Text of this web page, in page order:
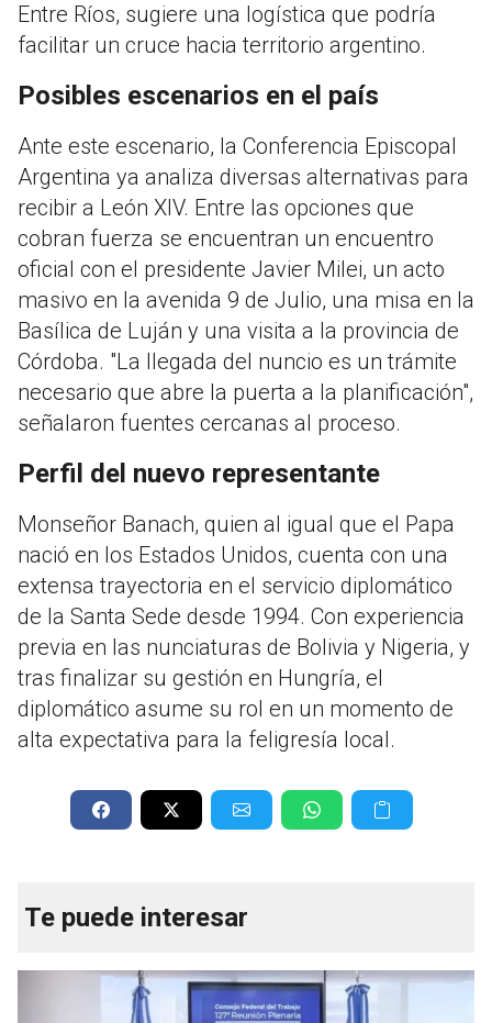
Entre Ríos, sugiere una logística que podría
facilitar un cruce hacia territorio argentino.
Posibles escenarios en el país
Ante este escenario, la Conferencia Episcopal
Argentina ya analiza diversas alternativas para
recibir a León XIV. Entre las opciones que
cobran fuerza se encuentran un encuentro
oficial con el presidente Javier Milei, un acto
masivo en la avenida 9 de Julio, una misa en la
Basílica de Luján y una visita a la provincia de
Córdoba. "La llegada del nuncio es un trámite
necesario que abre la puerta a la planificación",
señalaron fuentes cercanas al proceso.
Perfil del nuevo representante
Monseñor Banach, quien al igual que el Papa
nació en los Estados Unidos, cuenta con una
extensa trayectoria en el servicio diplomático
de la Santa Sede desde 1994. Con experiencia
previa en las nunciaturas de Bolivia y Nigeria, y
tras finalizar su gestión en Hungría, el
diplomático asume su rol en un momento de
alta expectativa para la feligresía local.
Te puede interesar